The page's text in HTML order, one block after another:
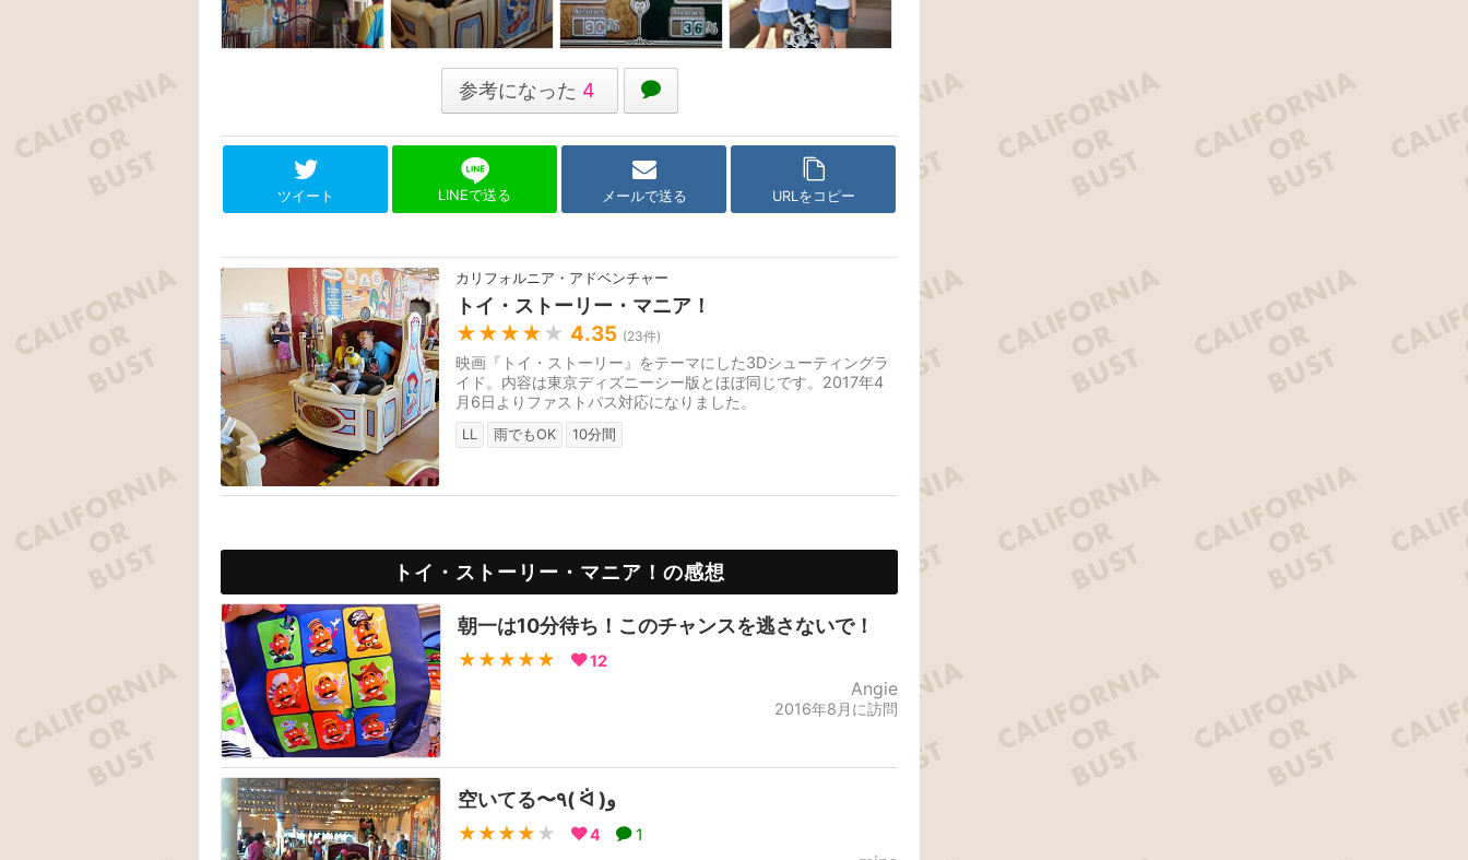
参考になった 4
ツイート LINEで送る メールで送る URLをコピー
カリフォルニア・アドベンチャー
トイ・ストーリー・マニア！
★★★★ ★ 4.35 (23件)
映画『トイ・ストーリー』をテーマにした3Dシューティングラ
イド。内容は東京ディズニーシー版とほぼ同じです。2017年4
月6日よりファストパス対応になりました。
LL 雨でもOK 10分間
トイ・ストーリー・マニア！の感想
朝一は10分待ち！このチャンスを逃さないで！
★★★★★ 12
Angie
2016年8月に訪問
空いてる〜٩( ᐛ )و
★★★★ ★ 4 1